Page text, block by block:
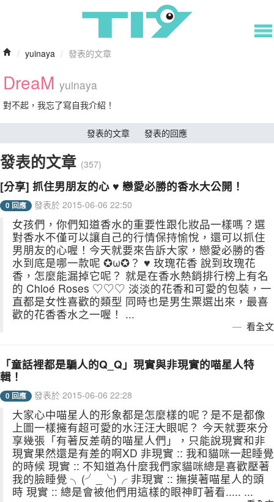
/ yuinaya / 發表的文章
DreaM yuinaya
對不起，我忘了寫自我介紹！
發表的文章 發表的回應
發表的文章 (357)
[分享] 抓住男朋友的心 ♥ 戀愛必勝的香水大公開！
0 回應 發表於 2015-06-06 22:50
女孩們，你們知道香水的重要性跟化妝品一樣嗎？選
對香水不僅可以讓自己的行情保持愉悅，還可以抓住
男朋友的心喔！今天就要來告訴大家，戀愛必勝的香
水到底是哪一款呢 ✪ω✪？ ♥ 玫瑰花香 說到玫瑰花
香，怎麼能漏掉它呢？ 就是在香水熱銷排行榜上有名
的 Chloé Roses ♡♡♡ 淡淡的花香和可愛的包裝，一
直都是女性喜歡的類型 同時也是男生票選出來，最喜
歡的花香香水之一喔！ ...
看全文
「童話裡都是騙人的Q_Q」現實與非現實的喵星人特
輯！
0 回應 發表於 2015-06-06 22:28
大家心中喵星人的形象都是怎麼樣的呢？是不是都像
上圖一樣擁有超可愛的水汪汪大眼呢？ 今天就要來分
享幾張「有著反差萌的喵星人們」，只能說現實和非
現實果然還是有差的啊XD 非現實 :: 我和貓咪一起睡覺
的時候 現實 :: 不知道為什麼我們家貓咪總是喜歡壓著
我的臉睡覺 ╮(╯_╰)╭ 非現實 :: 撫摸著喵星人的頭
時 現實 :: 總是會被他們用這樣的眼神盯著看..... ...